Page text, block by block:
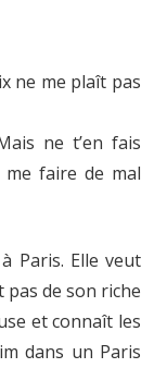
ne me plaît pas
ne t’en fais
faire de mal
Paris. Elle veut
de son riche
et connaît les
dans un Paris